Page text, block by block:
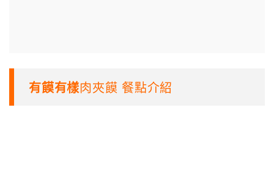
有饃有樣肉夾饃 餐點介紹